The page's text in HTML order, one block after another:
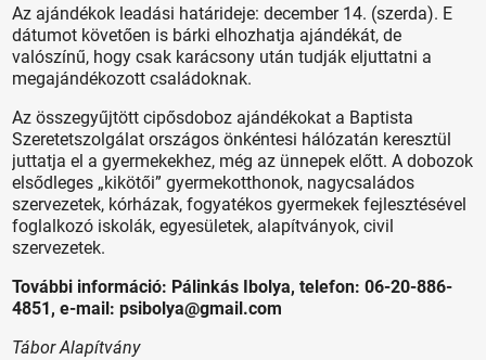
Az ajándékok leadási határideje: de­cember 14. (szerda). E
dátumot követően is bárki elhozhatja ajándékát, de
valószínű, hogy csak karácsony után tudják eljuttatni a
megajándékozott családoknak.
Az összegyűjtött cipősdoboz ajándékokat a Baptista
Szeretetszolgálat országos önkéntesi hálózatán keresztül
juttatja el a gyermekekhez, még az ünnepek előtt. A dobozok
elsődleges „kikötői” gyermekotthonok, nagycsaládos
szervezetek, kórházak, fogyatékos gyermekek fejlesztésével
foglalkozó iskolák, egyesületek, alapítványok, civil
szervezetek.
További információ: Pálinkás Ibolya, telefon: 06-20-886-
4851, e-mail: psibolya@gmail.com
Tábor Alapítvány